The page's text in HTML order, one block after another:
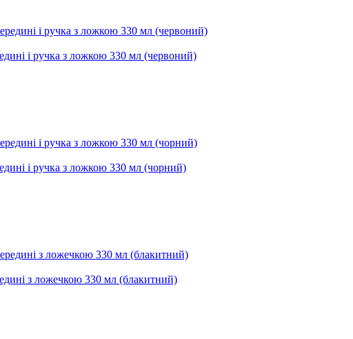
і ручка з ложкою 330 мл (червоний)
і ручка з ложкою 330 мл (чорний)
з ложечкою 330 мл (блакитний)